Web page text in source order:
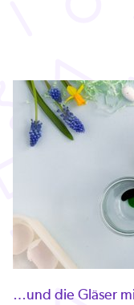
…und die Gläser